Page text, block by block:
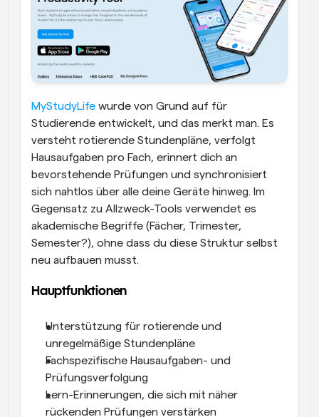
MyStudyLife wurde von Grund auf für
Studierende entwickelt, und das merkt man. Es
versteht rotierende Stundenpläne, verfolgt
Hausaufgaben pro Fach, erinnert dich an
bevorstehende Prüfungen und synchronisiert
sich nahtlos über alle deine Geräte hinweg. Im
Gegensatz zu Allzweck-Tools verwendet es
akademische Begriffe (Fächer, Trimester,
Semester?), ohne dass du diese Struktur selbst
neu aufbauen musst.
Hauptfunktionen
Unterstützung für rotierende und
unregelmäßige Stundenpläne
Fachspezifische Hausaufgaben- und
Prüfungsverfolgung
Lern-Erinnerungen, die sich mit näher
rückenden Prüfungen verstärken